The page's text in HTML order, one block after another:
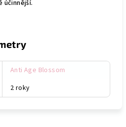
účinnější.
Anti Age Blossom
2 roky